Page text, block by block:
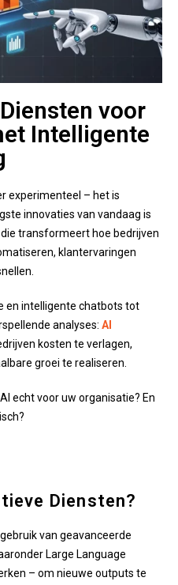
voor
Intelligente
experimenteel – het is
innovaties van vandaag is
transformeert hoe bedrijven
klantervaringen
en intelligente chatbots tot
analyses: AI
kosten te verlagen,
groei te realiseren.
echt voor uw organisatie? En
Diensten?
van geavanceerde
Large Language
– om nieuwe outputs te